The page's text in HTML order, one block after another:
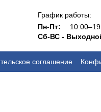
График работы:
Пн-Пт:
Сб-ВС -
соглашение